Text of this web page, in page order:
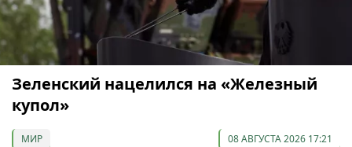
Зеленский нацелился на «Железный
купол»
МИР 08 АВГУСТА 2026 17:21